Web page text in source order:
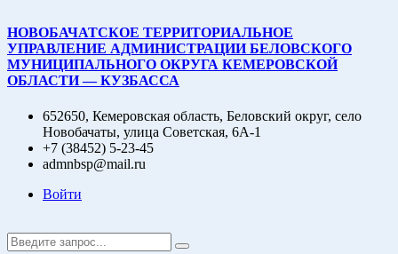
НОВОБАЧАТСКОЕ ТЕРРИТОРИАЛЬНОЕ
УПРАВЛЕНИЕ АДМИНИСТРАЦИИ БЕЛОВСКОГО
МУНИЦИПАЛЬНОГО ОКРУГА КЕМЕРОВСКОЙ
ОБЛАСТИ — КУЗБАССА
652650, Кемеровская область, Беловский округ, село
Новобачаты, улица Советская, 6А-1
+7 (38452) 5-23-45
admnbsp@mail.ru
Войти